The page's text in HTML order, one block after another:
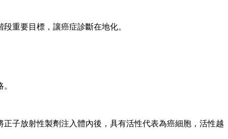
重要目標，讓癌症診斷在地化。
子放射性製劑注入體內後，具有活性代表為癌細胞，活性越